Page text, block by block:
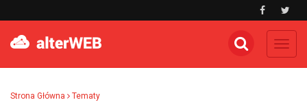
Strona Główna Tematy